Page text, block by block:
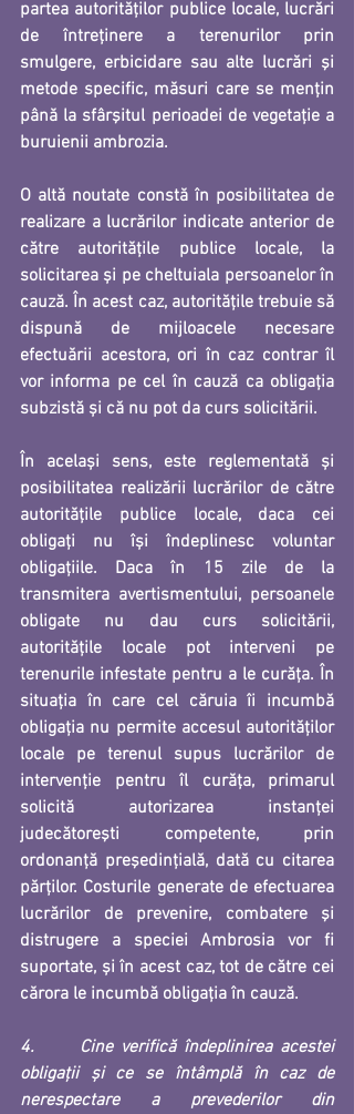
partea autorităţilor publice locale, lucrări
de întreţinere a terenurilor prin
smulgere, erbicidare sau alte lucrări şi
metode specific, măsuri care se menţin
până la sfârşitul perioadei de vegetaţie a
buruienii ambrozia.
O altă noutate constă în posibilitatea de
realizare a lucrărilor indicate anterior de
către autoritățile publice locale, la
solicitarea și pe cheltuiala persoanelor în
cauză. În acest caz, autoritățile trebuie să
dispună de mijloacele necesare
efectuării acestora, ori în caz contrar îl
vor informa pe cel în cauză ca obligația
subzistă și că nu pot da curs solicitării.
În același sens, este reglementată și
posibilitatea realizării lucrărilor de către
autoritățile publice locale, daca cei
obligați nu își îndeplinesc voluntar
obligațiile. Daca în 15 zile de la
transmitera avertismentului, persoanele
obligate nu dau curs solicitării,
autoritățile locale pot interveni pe
terenurile infestate pentru a le curăța. În
situația în care cel căruia îi incumbă
obligația nu permite accesul autorităților
locale pe terenul supus lucrărilor de
intervenție pentru îl curăța, primarul
solicită autorizarea instanţei
judecătoreşti competente, prin
ordonanţă preşedinţială, dată cu citarea
părţilor. Costurile generate de efectuarea
lucrărilor de prevenire, combatere şi
distrugere a speciei Ambrosia vor fi
suportate, și în acest caz, tot de către cei
cărora le incumbă obligația în cauză.
4.      Cine verifică îndeplinirea acestei
obligații și ce se întâmplă în caz de
nerespectare a prevederilor din